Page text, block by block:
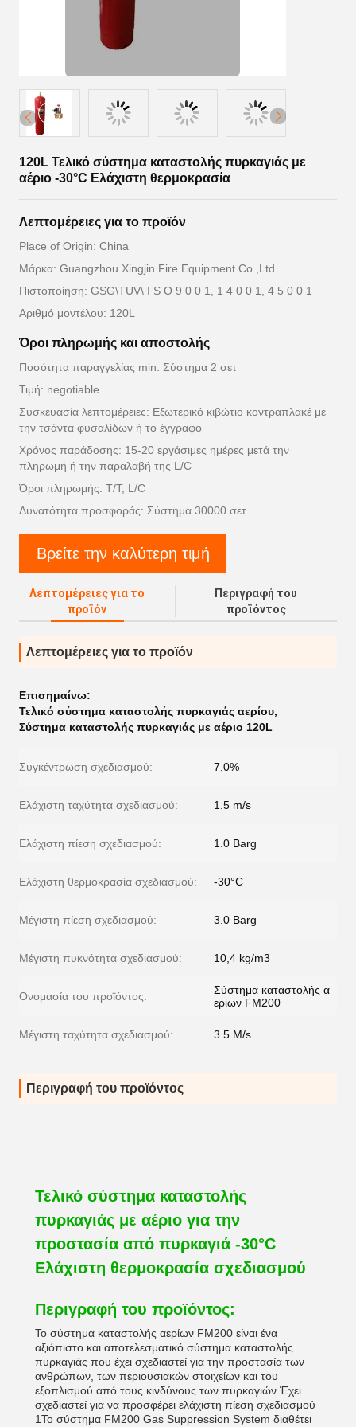
120L Τελικό σύστημα καταστολής πυρκαγιάς με
αέριο -30°C Ελάχιστη θερμοκρασία
Λεπτομέρειες για το προϊόν
Place of Origin: China
Μάρκα: Guangzhou Xingjin Fire Equipment Co.,Ltd.
Πιστοποίηση: GSG\TUV\ I S O 9 0 0 1, 1 4 0 0 1, 4 5 0 0 1
Αριθμό μοντέλου: 120L
Όροι πληρωμής και αποστολής
Ποσότητα παραγγελίας min: Σύστημα 2 σετ
Τιμή: negotiable
Συσκευασία λεπτομέρειες: Εξωτερικό κιβώτιο κοντραπλακέ με
την τσάντα φυσαλίδων ή το έγγραφο
Χρόνος παράδοσης: 15-20 εργάσιμες ημέρες μετά την
πληρωμή ή την παραλαβή της L/C
Όροι πληρωμής: T/T, L/C
Δυνατότητα προσφοράς: Σύστημα 30000 σετ
Βρείτε την καλύτερη τιμή
Λεπτομέρειες για το
προϊόν
Περιγραφή του
προϊόντος
Λεπτομέρειες για το προϊόν
Επισημαίνω:
Τελικό σύστημα καταστολής πυρκαγιάς αερίου,
Σύστημα καταστολής πυρκαγιάς με αέριο 120L
Συγκέντρωση σχεδιασμού: 7,0%
Ελάχιστη ταχύτητα σχεδιασμού: 1.5 m/s
Ελάχιστη πίεση σχεδιασμού: 1.0 Barg
Ελάχιστη θερμοκρασία σχεδιασμού: -30°C
Μέγιστη πίεση σχεδιασμού: 3.0 Barg
Μέγιστη πυκνότητα σχεδιασμού: 10,4 kg/m3
Ονομασία του προϊόντος:
Σύστημα καταστολής α
ερίων FM200
Μέγιστη ταχύτητα σχεδιασμού: 3.5 M/s
Περιγραφή του προϊόντος
Τελικό σύστημα καταστολής
πυρκαγιάς με αέριο για την
προστασία από πυρκαγιά -30°C
Ελάχιστη θερμοκρασία σχεδιασμού
Περιγραφή του προϊόντος:
Το σύστημα καταστολής αερίων FM200 είναι ένα
αξιόπιστο και αποτελεσματικό σύστημα καταστολής
πυρκαγιάς που έχει σχεδιαστεί για την προστασία των
ανθρώπων, των περιουσιακών στοιχείων και του
εξοπλισμού από τους κινδύνους των πυρκαγιών.Έχει
σχεδιαστεί για να προσφέρει ελάχιστη πίεση σχεδιασμού
1Το σύστημα FM200 Gas Suppression System διαθέτει